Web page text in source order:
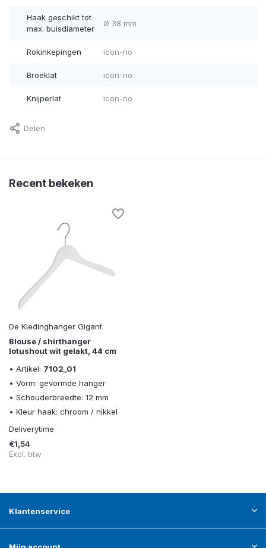
Haak geschikt tot
max. buisdiameter
Ø 38 mm
Rokinkepingen icon-no
Broeklat icon-no
Knijperlat icon-no
Delen
Recent bekeken
De Kledinghanger Gigant
Blouse / shirthanger
lotushout wit gelakt, 44 cm
• Artikel: 7102_01
• Vorm: gevormde hanger
• Schouderbreedte: 12 mm
• Kleur haak: chroom / nikkel
Deliverytime
€1,54
Excl. btw
Klantenservice